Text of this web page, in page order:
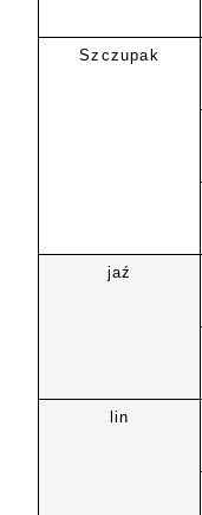
Szczupak
jaź
lin